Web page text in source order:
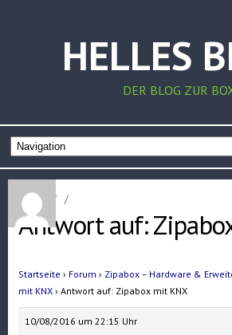
HELLES
DER BLOG ZUR
Home / /
Antwort auf:
Startseite › Forum › Zipabox – Hardware &
mit KNX › Antwort auf: Zipabox mit KNX
10/08/2016 um 22:15 Uhr